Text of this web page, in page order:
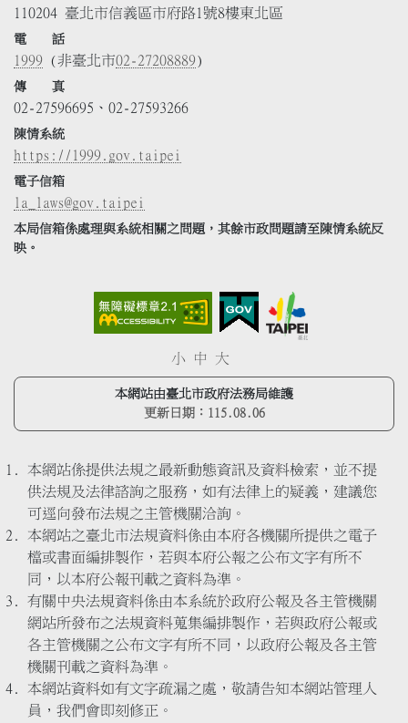
110204 臺北市信義區市府路1號8樓東北區
電 話
1999 (非臺北市02-27208889)
傳 真
02-27596695、02-27593266
陳情系統
https://1999.gov.taipei
電子信箱
la_laws@gov.taipei
本局信箱係處理與系統相關之問題，其餘市政問題請至陳情系統反
映。
小 中 大
本網站由臺北市政府法務局維護
更新日期： 115.08.06
本網站係提供法規之最新動態資訊及資料檢索，並不提
供法規及法律諮詢之服務，如有法律上的疑義，建議您
可逕向發布法規之主管機關洽詢。
本網站之臺北市法規資料係由本府各機關所提供之電子
檔或書面編排製作，若與本府公報之公布文字有所不
同，以本府公報刊載之資料為準。
有關中央法規資料係由本系統於政府公報及各主管機關
網站所發布之法規資料蒐集編排製作，若與政府公報或
各主管機關之公布文字有所不同，以政府公報及各主管
機關刊載之資料為準。
本網站資料如有文字疏漏之處，敬請告知本網站管理人
員，我們會即刻修正。